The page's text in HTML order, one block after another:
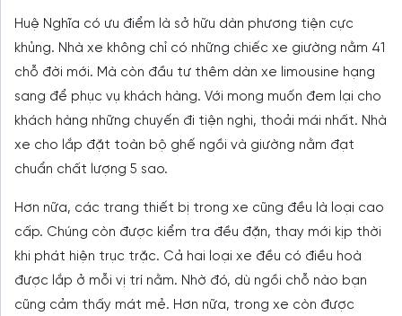
Huệ Nghĩa có ưu điểm là sở hữu dàn phương tiện cực
khủng. Nhà xe không chỉ có những chiếc xe giường nằm 41
chỗ đời mới. Mà còn đầu tư thêm dàn xe limousine hạng
sang để phục vụ khách hàng. Với mong muốn đem lại cho
khách hàng những chuyến đi tiện nghi, thoải mái nhất. Nhà
xe cho lắp đặt toàn bộ ghế ngồi và giường nằm đạt
chuẩn chất lượng 5 sao.
Hơn nữa, các trang thiết bị trong xe cũng đều là loại cao
cấp. Chúng còn được kiểm tra đều đặn, thay mới kịp thời
khi phát hiện trục trặc. Cả hai loại xe đều có điều hoà
được lắp ở mỗi vị trí nằm. Nhờ đó, dù ngồi chỗ nào bạn
cũng cảm thấy mát mẻ. Hơn nữa, trong xe còn được